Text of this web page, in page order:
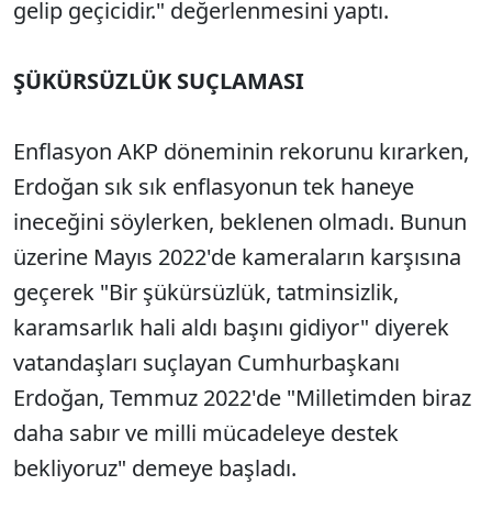
gelip geçicidir." değerlenmesini yaptı.
ŞÜKÜRSÜZLÜK SUÇLAMASI
Enflasyon AKP döneminin rekorunu kırarken,
Erdoğan sık sık enflasyonun tek haneye
ineceğini söylerken, beklenen olmadı. Bunun
üzerine Mayıs 2022'de kameraların karşısına
geçerek "Bir şükürsüzlük, tatminsizlik,
karamsarlık hali aldı başını gidiyor" diyerek
vatandaşları suçlayan Cumhurbaşkanı
Erdoğan, Temmuz 2022'de "Milletimden biraz
daha sabır ve milli mücadeleye destek
bekliyoruz" demeye başladı.